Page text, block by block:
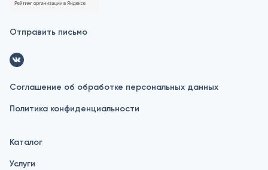
Отправить письмо
Соглашение об обработке персональных данных
Политика конфиденциальности
Каталог
Услуги